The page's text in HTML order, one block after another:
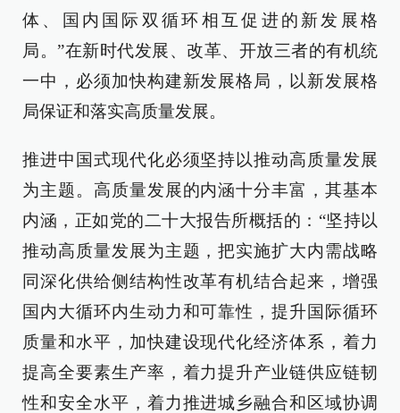
体、国内国际双循环相互促进的新发展格
局。”在新时代发展、改革、开放三者的有机统
一中，必须加快构建新发展格局，以新发展格
局保证和落实高质量发展。
推进中国式现代化必须坚持以推动高质量发展
为主题。高质量发展的内涵十分丰富，其基本
内涵，正如党的二十大报告所概括的：“坚持以
推动高质量发展为主题，把实施扩大内需战略
同深化供给侧结构性改革有机结合起来，增强
国内大循环内生动力和可靠性，提升国际循环
质量和水平，加快建设现代化经济体系，着力
提高全要素生产率，着力提升产业链供应链韧
性和安全水平，着力推进城乡融合和区域协调